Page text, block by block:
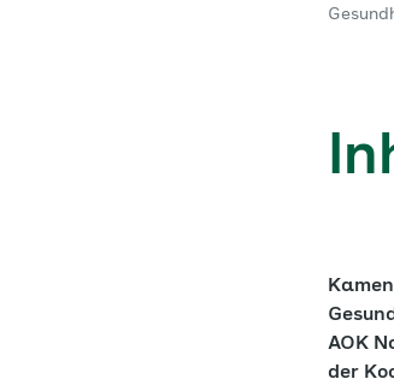
AOK
der